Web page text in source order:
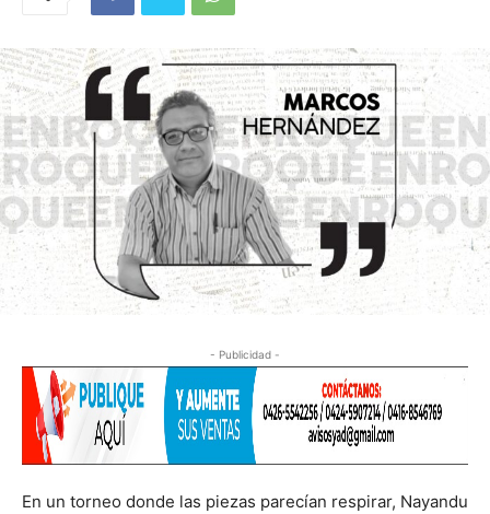
- Publicidad -
En un torneo donde las piezas parecían respirar, Nayandu